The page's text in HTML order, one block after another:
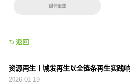
媒体聚焦
返回
资源再生丨城发再生以全链条再生实践
2026-01-19